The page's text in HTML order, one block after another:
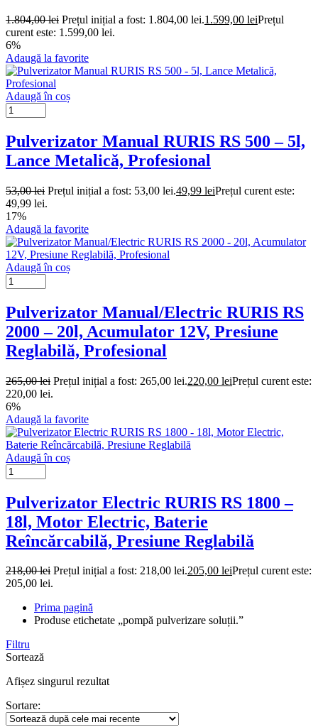
1.804,00lei Prețul inițial a fost: 1.804,00 lei.1.599,00 leiPrețul
curent este: 1.599,00 lei.
6%
Adaugă la favorite
Adaugă în coș
Pulverizator Manual RURIS RS 500 – 5l,
Lance Metalică, Profesional
53,00lei Prețul inițial a fost: 53,00 lei.49,99 leiPrețul curent este:
49,99 lei.
17%
Adaugă la favorite
Adaugă în coș
Pulverizator Manual/Electric RURIS RS
2000 – 20l, Acumulator 12V, Presiune
Reglabilă, Profesional
265,00lei Prețul inițial a fost: 265,00 lei.220,00 leiPrețul curent este:
220,00 lei.
6%
Adaugă la favorite
Adaugă în coș
Pulverizator Electric RURIS RS 1800 –
18l, Motor Electric, Baterie
Reîncărcabilă, Presiune Reglabilă
218,00lei Prețul inițial a fost: 218,00 lei.205,00 leiPrețul curent este:
205,00 lei.
Prima pagină
Produse etichetate „pompă pulverizare soluții.”
Filtru
Sortează
Afișez singurul rezultat
Sortare: